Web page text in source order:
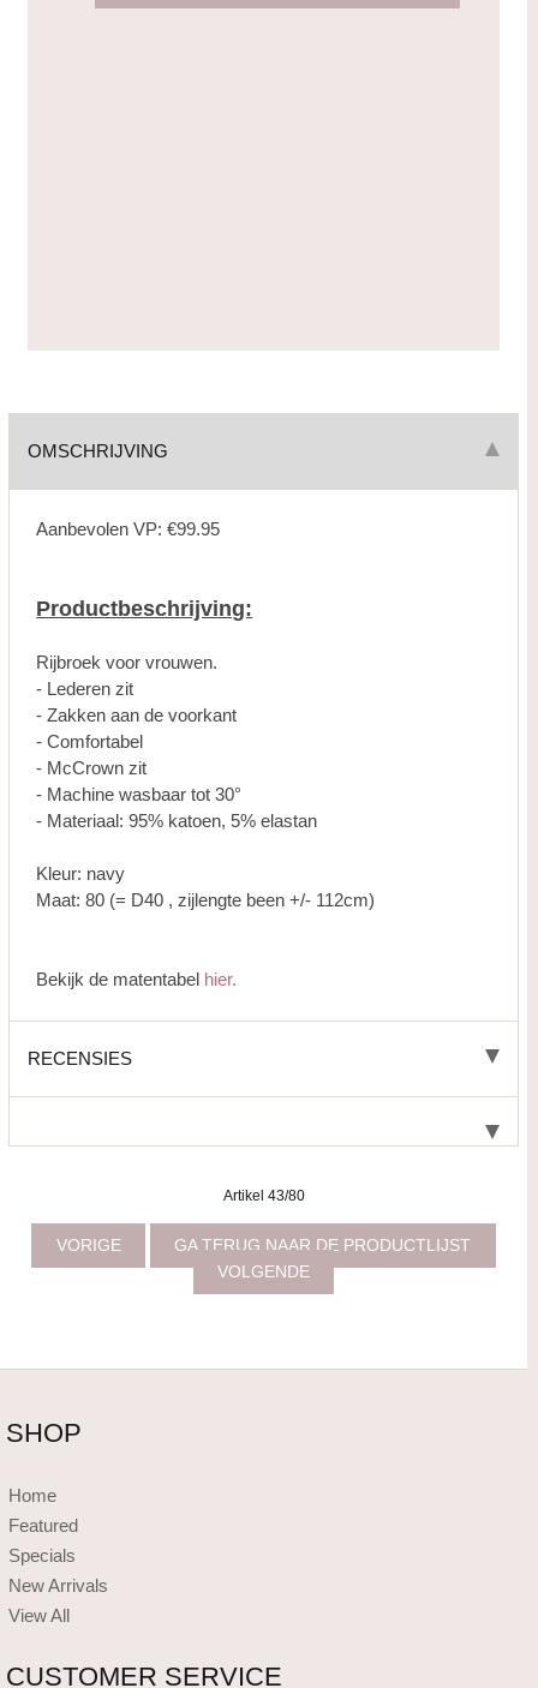
OMSCHRIJVING
Aanbevolen VP: €99.95
Productbeschrijving:
Rijbroek voor vrouwen.
- Lederen zit
- Zakken aan de voorkant
- Comfortabel
- McCrown zit
- Machine wasbaar tot 30°
- Materiaal: 95% katoen, 5% elastan
Kleur: navy
Maat: 80 (= D40 , zijlengte been +/- 112cm)
Bekijk de matentabel hier.
RECENSIES
Artikel 43/80
VORIGE
GA TERUG NAAR DE PRODUCTLIJST
VOLGENDE
SHOP
Home
Featured
Specials
New Arrivals
View All
CUSTOMER SERVICE